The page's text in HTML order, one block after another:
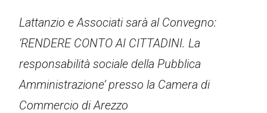
Lattanzio e Associati sarà al Convegno:
‘RENDERE CONTO AI CITTADINI. La
responsabilità sociale della Pubblica
Amministrazione’ presso la Camera di
Commercio di Arezzo